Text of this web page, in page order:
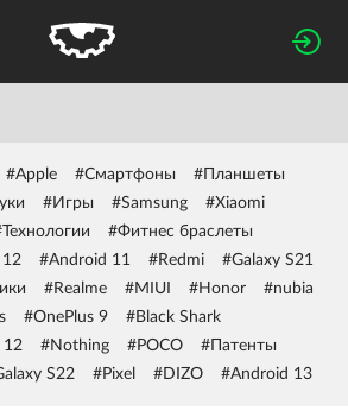
#Apple #Смартфоны
#Планшеты
#Игры #Samsung
#Xiaomi
#Фитнес браслеты
12 #Android 11 #Redmi
#Galaxy S21
#Realme #MIUI #Honor
#nubia
#OnePlus 9
#Black Shark
12 #Nothing #POCO
#Патенты
S22 #Pixel #DIZO #Android 13